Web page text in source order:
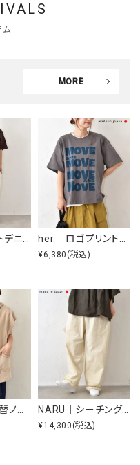
ム
MORE
Our.｜ホワイトデニムオーバーオール [[Our-022-1]][C] her.｜ロゴプリントTee [[MTAH604-0721]][C]
¥6,380 (税込)
NARU｜シーチングハンドワッシャーノッポパンツ [[643855BE]][C]
¥14,300 (税込)